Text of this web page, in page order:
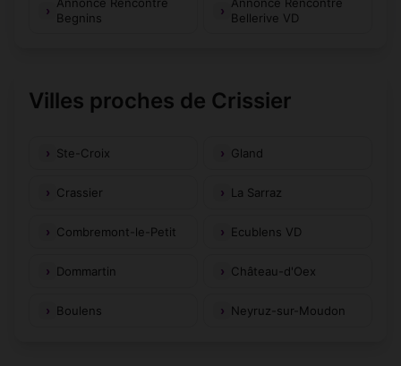
Annonce Rencontre
Begnins
Annonce Rencontre
Bellerive VD
Villes proches de Crissier
Ste-Croix Gland
Crassier La Sarraz
Combremont-le-Petit Ecublens VD
Dommartin Château-d'Oex
Boulens Neyruz-sur-Moudon